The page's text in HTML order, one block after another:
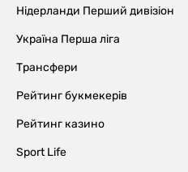
Нідерланди Перший дивізіон
Україна Перша ліга
Трансфери
Рейтинг букмекерів
Рейтинг казино
Sport Life